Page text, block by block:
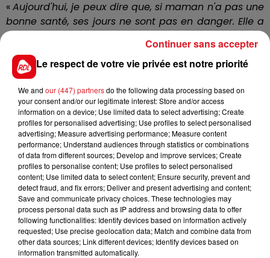
«Aujourd'hui, je peux dire que, si maman n'a pas une
bonne santé, ses jours ne sont pas en danger. Elle a
eu un cancer mais il n'y a pas de récidive. Elle est en
Et Jacques Dutronc de préciser «
qu'elle a cette force depuis longtemps, cette force
solitaire. Ce qui la sauve, c'est l'écriture et la passion
des chansons».
Bon rétablissement Françoise et à bientôt, on
l’espère, avec de nouvelles chansons !
FIL D'ACTUS
Le respect de votre vie privée est notre priorité
We and our (447) partnersdo the following data processing based on
your consent and/or our legitimate interest: Store and/or access
information on a device; Use limited data to select advertising; Create
profiles for personalised advertising; Use profiles to select personalised
advertising; Measure advertising performance; Measure content
performance; Understand audiences through statistics or combinations
of data from different sources; Develop and improve services; Create
profiles to personalise content; Use profiles to select personalised
content; Use limited data to select content; Ensure security, prevent and
detect fraud, and fix errors; Deliver and present advertising and content;
Save and communicate privacy choices. These technologies may
process personal data such as IP address and browsing data to offer
following functionalities: Identify devices based on information actively
requested; Use precise geolocation data; Match and combine data from
other data sources; Link different devices; Identify devices based on
information transmitted automatically.
Continuer sans accepter